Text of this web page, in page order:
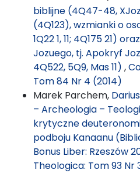
biblijne (4Q47-48,
(4Q123), wzmianki o
1Q22 1, 11; 4Q175 21)
Jozuego, tj. Apokryf
4Q522, 5Q9, Mas 11) ,
Tom 84 Nr 4 (2014)
Marek Parchem,
– Archeologia –
krytyczne
podboju Kanaanu
Bonus Liber: Rzeszów
Theologica: Tom 93 Nr